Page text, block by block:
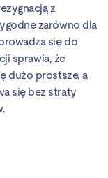
z
zarówno dla
się do
sprawia, że
dużo prostsze, a
się bez straty